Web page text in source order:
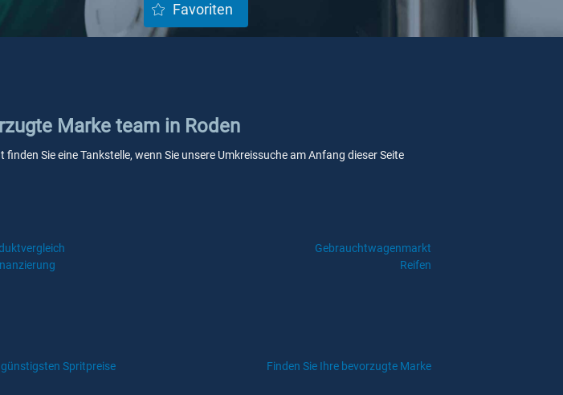
Favoriten
Marke team in Roden
Sie eine Tankstelle, wenn Sie unsere Umkreissuche am Anfang dieser Seite
Gebrauchtwagenmarkt
Reifen
günstigsten Spritpreise Finden Sie Ihre bevorzugte Marke